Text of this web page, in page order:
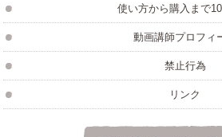
使い方から購入まで
動画講師プロフィ
禁止行為
リンク